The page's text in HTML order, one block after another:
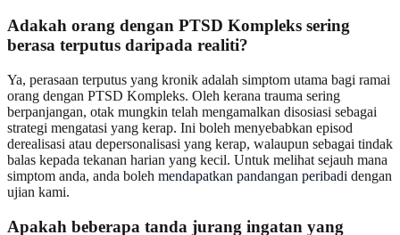
Adakah orang dengan PTSD Kompleks sering
berasa terputus daripada realiti?
Ya, perasaan terputus yang kronik adalah simptom utama bagi ramai
orang dengan PTSD Kompleks. Oleh kerana trauma sering
berpanjangan, otak mungkin telah mengamalkan disosiasi sebagai
strategi mengatasi yang kerap. Ini boleh menyebabkan episod
derealisasi atau depersonalisasi yang kerap, walaupun sebagai tindak
balas kepada tekanan harian yang kecil. Untuk melihat sejauh mana
simptom anda, anda boleh mendapatkan pandangan peribadi dengan
ujian kami.
Apakah beberapa tanda jurang ingatan yang